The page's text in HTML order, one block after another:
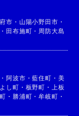
市 ・ 山陽小野田市 ・
・ 田布施町 ・ 周防大島
・阿波市 ・藍住町 ・ 美
し町 ・ 板野町 ・
上板
・ 勝浦町 ・牟岐町 ・